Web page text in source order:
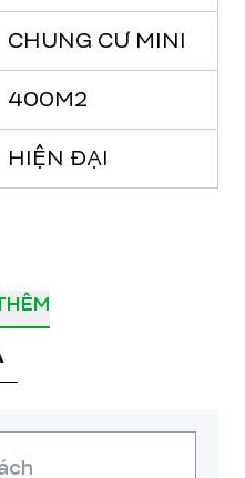
CHUNG CƯ MINI
400M2
HIỆN ĐẠI